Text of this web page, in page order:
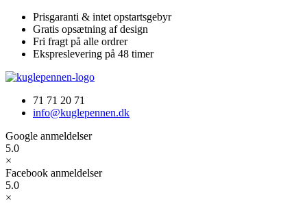
Videre
indhold
Prisgaranti & intet opstartsgebyr
Gratis opsætning af design
Fri fragt på alle ordrer
Ekspreslevering på 48 timer
71 71 20 71
info@kuglepennen.dk
Google anmeldelser
5.0
×
Facebook anmeldelser
5.0
×